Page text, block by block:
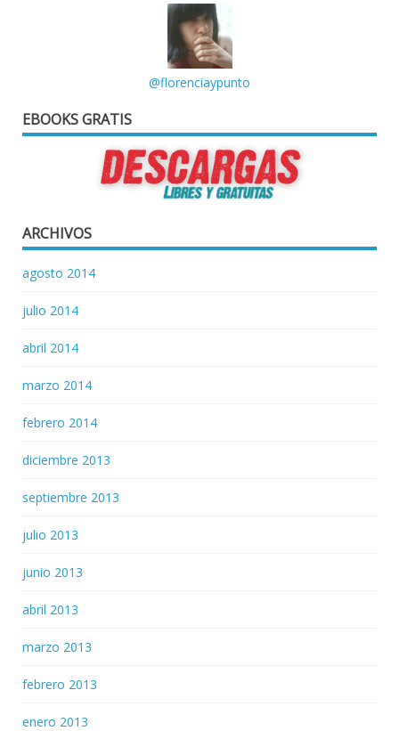
@florenciaypunto
EBOOKS GRATIS
ARCHIVOS
agosto 2014
julio 2014
abril 2014
marzo 2014
febrero 2014
diciembre 2013
septiembre 2013
julio 2013
junio 2013
abril 2013
marzo 2013
febrero 2013
enero 2013